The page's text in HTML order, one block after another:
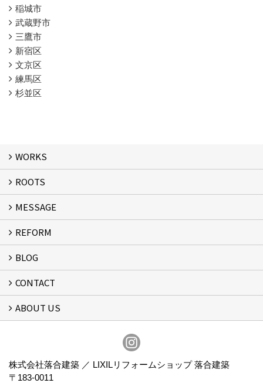
稲城市
武蔵野市
三鷹市
新宿区
文京区
練馬区
杉並区
WORKS
WORKS
ROOTS
ROOTS
MESSAGE
MESSAGE
FLOW
REFORM
リフォーム
BLOG
スタッフブログ
CONTACT
フォームで問い合わせる
ABOUT US
株式会社落合建築 ／ LIXILリフォームショップ 落合建築
〒183-0011